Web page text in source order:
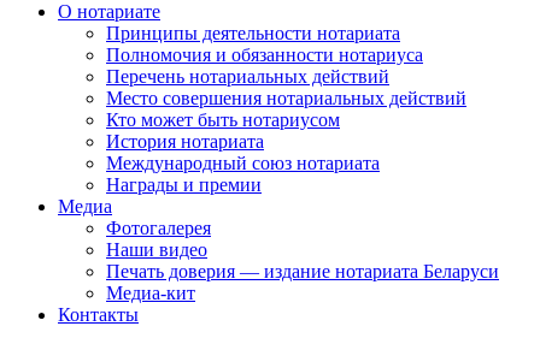
О нотариате
Принципы деятельности нотариата
Полномочия и обязанности нотариуса
Перечень нотариальных действий
Место совершения нотариальных действий
Кто может быть нотариусом
История нотариата
Международный союз нотариата
Награды и премии
Медиа
Фотогалерея
Наши видео
Печать доверия — издание нотариата Беларуси
Медиа-кит
Контакты